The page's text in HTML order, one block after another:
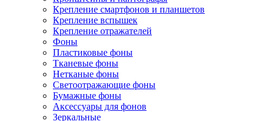
Крепление смартфонов и планшетов
Крепление вспышек
Крепление отражателей
Фоны
Пластиковые фоны
Тканевые фоны
Нетканые фоны
Светоотражающие фоны
Бумажные фоны
Аксессуары для фонов
Зеркальные